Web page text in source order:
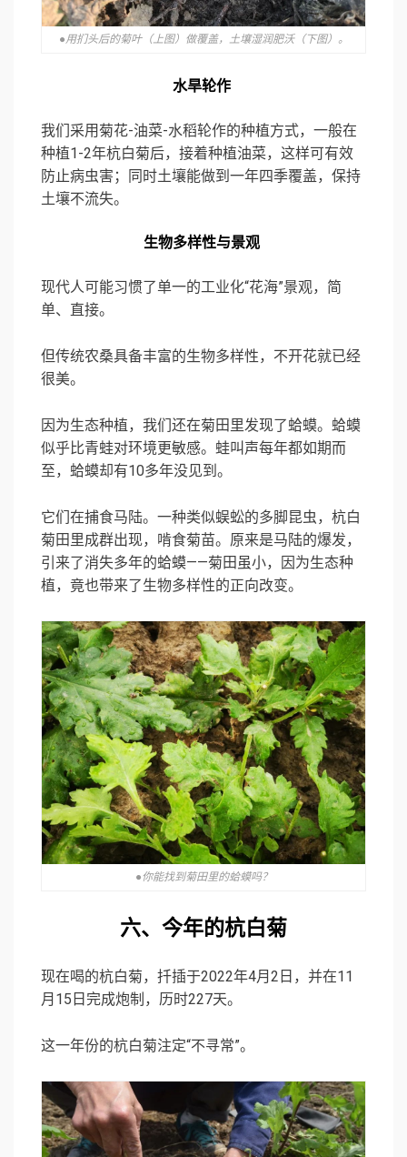
●用扪头后的菊叶（上图）做覆盖，土壤湿润肥沃（下图）。
水旱轮作
我们采用菊花-油菜-水稻轮作的种植方式，一般在
种植1-2年杭白菊后，接着种植油菜，这样可有效
防止病虫害；同时土壤能做到一年四季覆盖，保持
土壤不流失。
生物多样性与景观
现代人可能习惯了单一的工业化“花海”景观，简
单、直接。
但传统农桑具备丰富的生物多样性，不开花就已经
很美。
因为生态种植，我们还在菊田里发现了蛤蟆。蛤蟆
似乎比青蛙对环境更敏感。蛙叫声每年都如期而
至，蛤蟆却有10多年没见到。
它们在捕食马陆。一种类似蜈蚣的多脚昆虫，杭白
菊田里成群出现，啃食菊苗。原来是马陆的爆发，
引来了消失多年的蛤蟆——菊田虽小，因为生态种
植，竟也带来了生物多样性的正向改变。
●你能找到菊田里的蛤蟆吗？
六、今年的杭白菊
现在喝的杭白菊，扦插于2022年4月2日，并在11
月15日完成炮制，历时227天。
这一年份的杭白菊注定“不寻常”。